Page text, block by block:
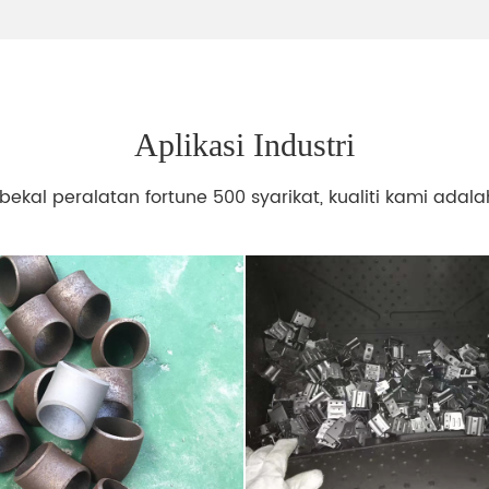
Aplikasi Industri
peralatan fortune 500 syarikat, kualiti kami